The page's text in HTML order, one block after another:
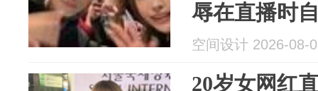
辱在直播时
空间设计 2026-08-
20岁女网红